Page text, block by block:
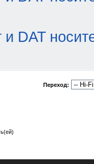
DAT
Переход: